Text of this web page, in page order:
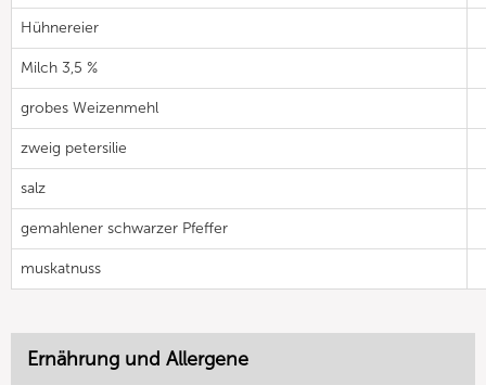
Hühnereier
Milch 3,5 %
grobes Weizenmehl
zweig petersilie
salz
gemahlener schwarzer Pfeffer
muskatnuss
Ernährung und Allergene